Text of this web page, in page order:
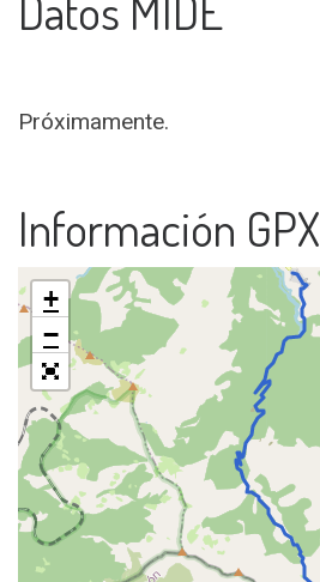
Próximamente.
Información GPX
+
−